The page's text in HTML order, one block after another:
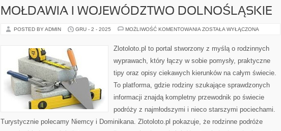
MOŁDAWIA I WOJEWÓDZTWO DOLNOŚLĄSKIE
POSTED BY ADMIN GRU - 2 - 2025 MOŻLIWOŚĆ KOMENTOWANIA MOŁDAWIA
DOLNOŚLĄSKIE
ZOSTAŁA WYŁĄCZONA
Zlotoloto.pl to portal stworzony z myślą o rodzinnych
wyprawach, który łączy w sobie pomysły, praktyczne
tipy oraz opisy ciekawych kierunków na całym świecie.
To platforma, gdzie rodziny szukające sprawdzonych
informacji znajdą kompletny przewodnik po świecie
podróży z najmłodszymi i nieco starszymi pociechami.
Turystycznie polecamy Niemcy i Dominikana. Zlotoloto.pl pokazuje, że rodzinne podróże